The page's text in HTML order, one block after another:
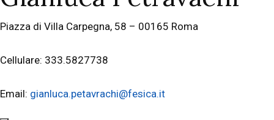
Piazza di Villa Carpegna, 58 – 00165 Roma
Cellulare: 333.5827738
Email: gianluca.petavrachi@fesica.it